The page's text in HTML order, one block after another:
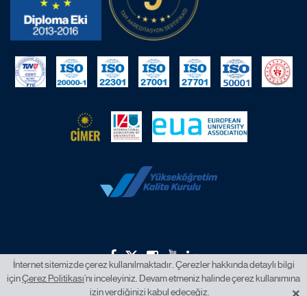
2026 © İstanbul Okan Üniversitesi.
İnternet sitemizde çerez kullanılmaktadır. Çerezler hakkında detaylı bilgi
içinÇerez Politikası’nı inceleyiniz. Devam etmeniz halinde çerez kullanımına
izin verdiğinizi kabul edeceğiz.